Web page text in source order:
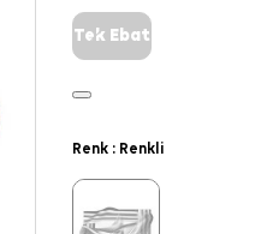
Tek Ebat
Renk : Renkli